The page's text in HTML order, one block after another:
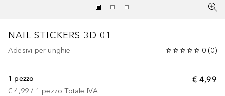
NAIL STICKERS 3D 01
Adesivi per unghie 0 (0)
€ 4,99
1 pezzo
€ 4,99 / 1 pezzo Totale IVA